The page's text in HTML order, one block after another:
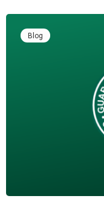
Blog